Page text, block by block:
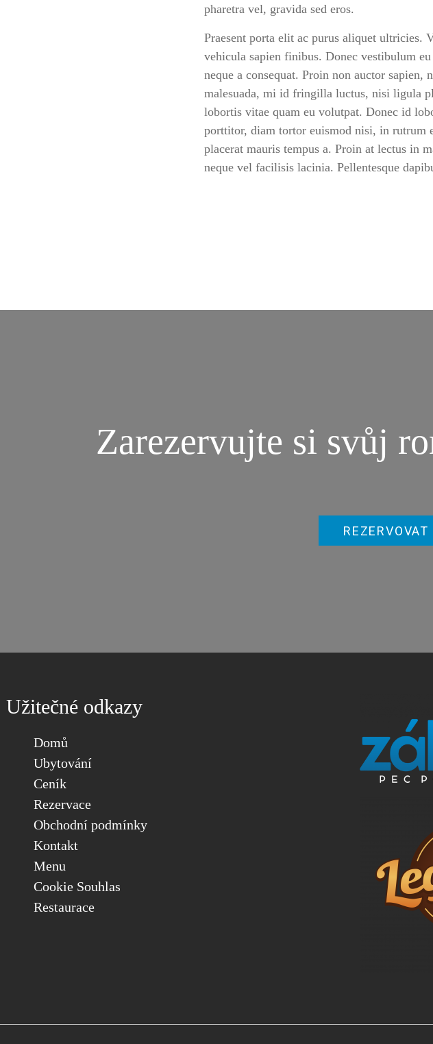
pharetra vel, gravida sed eros.
Praesent porta elit ac purus aliquet ultricies.
vehicula sapien finibus. Donec vestibulum
neque a consequat. Proin non auctor
malesuada, mi id fringilla luctus, nisi ligula
lobortis vitae quam eu volutpat. Donec id
porttitor, diam tortor euismod nisi, in rutrum
placerat mauris tempus a. Proin at lectus in
neque vel facilisis lacinia. Pellentesque
Zarezervujte si svůj
REZERVOVAT
Užitečné odkazy
Domů
Ubytování
Ceník
Rezervace
Obchodní podmínky
Kontakt
Menu
Cookie Souhlas
Restaurace